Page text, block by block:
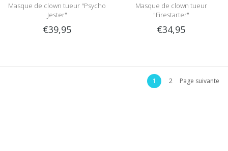
Masque de clown tueur "Psycho
Jester"
€39,95
Masque de clown tueur
"Firestarter"
€34,95
1 2 Page suivante